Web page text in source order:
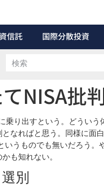
信託 国際分散投資
NISA批
乗り出すという。どういう
なればと思う。同様に面
いうものでも無いだろう。
も知れない。
別